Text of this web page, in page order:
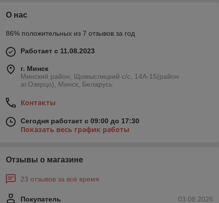
О нас
86% положительных из 7 отзывов за год
Работает с 11.08.2023
г. Минск
Минский район, Щомыслицкий с/с, 14А-15(район
аг.Озерцо), Минск, Беларусь
Контакты
Сегодня работает с 09:00 до 17:30
Показать весь график работы
Отзывы о магазине
23 отзывов за всё время
03.08.2026
Покупатель